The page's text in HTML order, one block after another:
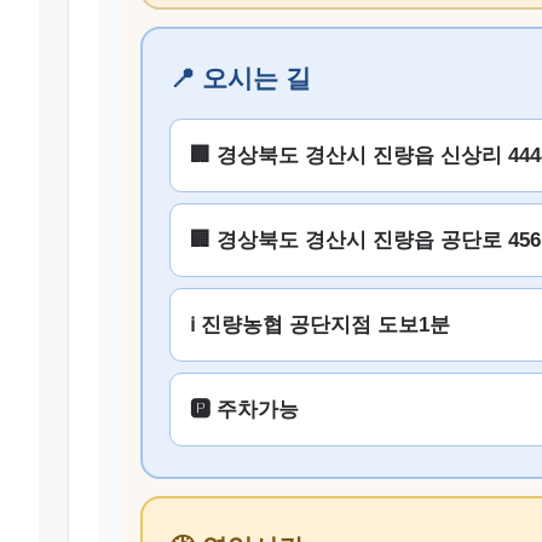
📍 오시는 길
🏢 경상북도 경산시 진량읍 신상리
🏢 경상북도 경산시 진량읍 공단로 456
ℹ️ 진량농협 공단지점 도보1분
🅿️ 주차가능